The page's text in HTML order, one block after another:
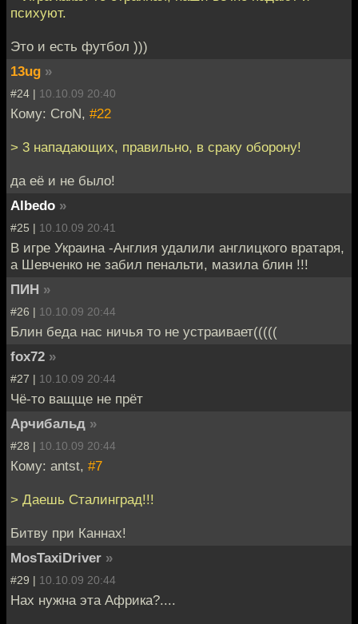
психуют.
Это и есть футбол )))
13ug »
#24 | 10.10.09 20:40
Кому: CroN, #22
> 3 нападающих, правильно, в сраку оборону!
да её и не было!
Albedo »
#25 | 10.10.09 20:41
В игре Украина -Англия удалили англицкого вратаря,
а Шевченко не забил пенальти, мазила блин !!!
ПИН »
#26 | 10.10.09 20:44
Блин беда нас ничья то не устраивает(((((
fox72 »
#27 | 10.10.09 20:44
Чё-то ващще не прёт
Арчибальд »
#28 | 10.10.09 20:44
Кому: antst, #7
> Даешь Сталинград!!!
Битву при Каннах!
MosTaxiDriver »
#29 | 10.10.09 20:44
Нах нужна эта Африка?....